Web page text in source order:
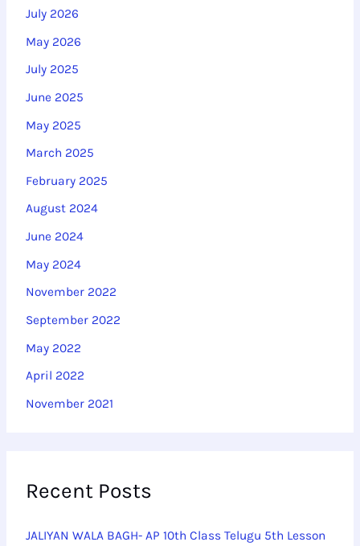
r
:
July 2026
May 2026
July 2025
June 2025
May 2025
March 2025
February 2025
August 2024
June 2024
May 2024
November 2022
September 2022
May 2022
April 2022
November 2021
Recent Posts
JALIYAN WALA BAGH- AP 10th Class Telugu 5th Lesson